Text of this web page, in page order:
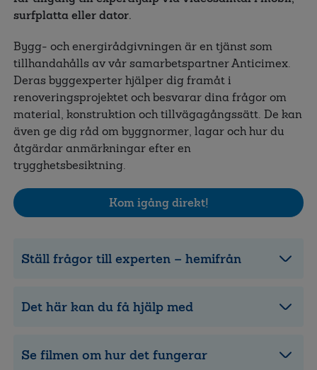
surfplatta eller dator.
Bygg- och energirådgivningen är en tjänst som
tillhandahålls av vår samarbetspartner Anticimex.
Deras byggexperter hjälper dig framåt i
renoveringsprojektet och besvarar dina frågor om
material, konstruktion och tillvägagångssätt. De kan
även ge dig råd om byggnormer, lagar och hur du
åtgärdar anmärkningar efter en
trygghetsbesiktning.
Kom igång direkt!
Ställ frågor till experten – hemifrån
Det här kan du få hjälp med
Se filmen om hur det fungerar